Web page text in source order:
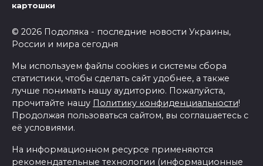
картошки
© 2026 Подоляка - последние новости Украины,
России и мира сегодня
Мы используем файлы cookies и системы сбора
статистики, чтобы сделать сайт удобнее, а также
лучше понимать нашу аудиторию. Пожалуйста,
прочитайте нашу Политику конфиденциальности!
Продолжая пользоваться сайтом, вы соглашаетесь с
её условиями.
На информационном ресурсе применяются
рекомендательные технологии (информационные